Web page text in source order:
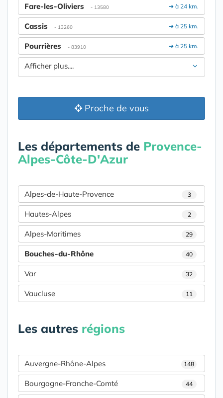
➔ à 24 km.
Fare-les-Oliviers - 13580
➔ à 25 km.
Cassis - 13260
➔ à 25 km.
Pourrières - 83910
Afficher plus....
Proche de vous
Les départements de Provence-
Alpes-Côte-D'Azur
Alpes-de-Haute-Provence 3
Hautes-Alpes 2
Alpes-Maritimes 29
Bouches-du-Rhône 40
Var 32
Vaucluse 11
Les autres régions
Auvergne-Rhône-Alpes 148
Bourgogne-Franche-Comté 44